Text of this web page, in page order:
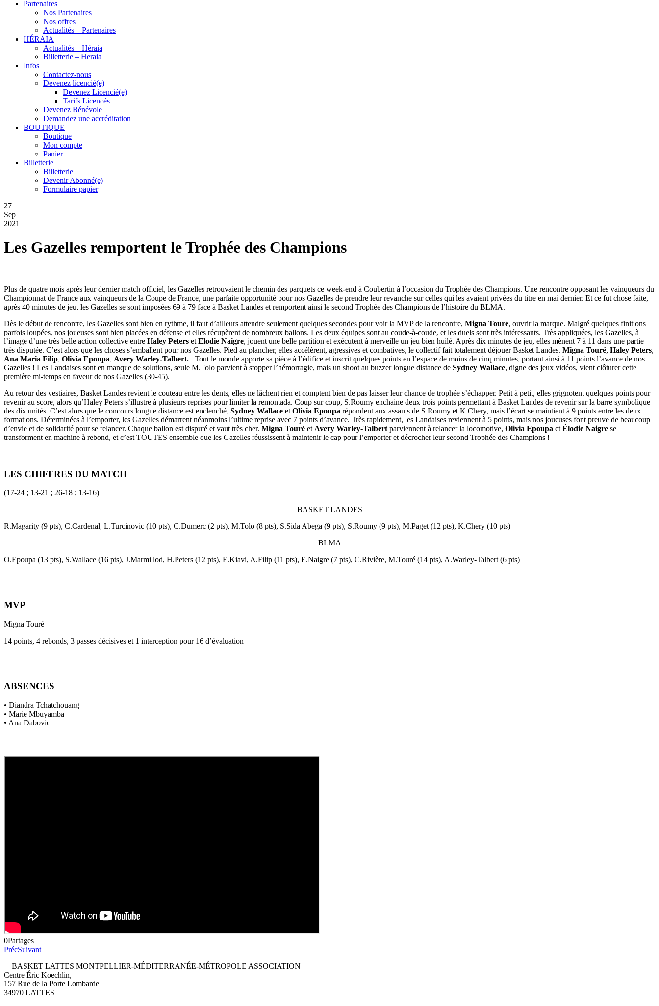
Partenaires
Nos Partenaires
Nos offres
Actualités – Partenaires
HÉRAIA
Actualités – Héraia
Billetterie – Heraia
Infos
Contactez-nous
Devenez licencié(e)
Devenez Licencié(e)
Tarifs Licencés
Devenez Bénévole
Demandez une accréditation
BOUTIQUE
Boutique
Mon compte
Panier
Billetterie
Billetterie
Devenir Abonné(e)
Formulaire papier
27
Sep
2021
Les Gazelles remportent le Trophée des Champions
Plus de quatre mois après leur dernier match officiel, les Gazelles retrouvaient le chemin des parquets ce week-end à Coubertin à l’occasion du Trophée des Champions. Une rencontre opposant les vainqueurs du
Championnat de France aux vainqueurs de la Coupe de France, une parfaite opportunité pour nos Gazelles de prendre leur revanche sur celles qui les avaient privées du titre en mai dernier. Et ce fut chose faite,
après 40 minutes de jeu, les Gazelles se sont imposées 69 à 79 face à Basket Landes et remportent ainsi le second Trophée des Champions de l’histoire du BLMA.
Dès le début de rencontre, les Gazelles sont bien en rythme, il faut d’ailleurs attendre seulement quelques secondes pour voir la MVP de la rencontre, Migna Touré, ouvrir la marque. Malgré quelques finitions
parfois loupées, nos joueuses sont bien placées en défense et elles récupèrent de nombreux ballons. Les deux équipes sont au coude-à-coude, et les duels sont très intéressants. Très appliquées, les Gazelles, à
l’image d’une très belle action collective entre Haley Peters et Elodie Naigre, jouent une belle partition et exécutent à merveille un jeu bien huilé. Après dix minutes de jeu, elles mènent 7 à 11 dans une partie
très disputée. C’est alors que les choses s’emballent pour nos Gazelles. Pied au plancher, elles accélèrent, agressives et combatives, le collectif fait totalement déjouer Basket Landes. Migna Touré, Haley Peters,
Ana Maria Filip, Olivia Epoupa, Avery Warley-Talbert... Tout le monde apporte sa pièce à l’édifice et inscrit quelques points en l’espace de moins de cinq minutes, portant ainsi à 11 points l’avance de nos
Gazelles ! Les Landaises sont en manque de solutions, seule M.Tolo parvient à stopper l’hémorragie, mais un shoot au buzzer longue distance de Sydney Wallace, digne des jeux vidéos, vient clôturer cette
première mi-temps en faveur de nos Gazelles (30-45).
Au retour des vestiaires, Basket Landes revient le couteau entre les dents, elles ne lâchent rien et comptent bien de pas laisser leur chance de trophée s’échapper. Petit à petit, elles grignotent quelques points pour
revenir au score, alors qu’Haley Peters s’illustre à plusieurs reprises pour limiter la remontada. Coup sur coup, S.Roumy enchaine deux trois points permettant à Basket Landes de revenir sur la barre symbolique
des dix unités. C’est alors que le concours longue distance est enclenché, Sydney Wallace et Olivia Epoupa répondent aux assauts de S.Roumy et K.Chery, mais l’écart se maintient à 9 points entre les deux
formations. Déterminées à l’emporter, les Gazelles démarrent néanmoins l’ultime reprise avec 7 points d’avance. Très rapidement, les Landaises reviennent à 5 points, mais nos joueuses font preuve de beaucoup
d’envie et de solidarité pour se relancer. Chaque ballon est disputé et vaut très cher. Migna Touré et Avery Warley-Talbert parviennent à relancer la locomotive, Olivia Epoupa et Élodie Naigre se
transforment en machine à rebond, et c’est TOUTES ensemble que les Gazelles réussissent à maintenir le cap pour l’emporter et décrocher leur second Trophée des Champions !
LES CHIFFRES DU MATCH
(17-24 ; 13-21 ; 26-18 ; 13-16)
BASKET LANDES
R.Magarity (9 pts), C.Cardenal, L.Turcinovic (10 pts), C.Dumerc (2 pts), M.Tolo (8 pts), S.Sida Abega (9 pts), S.Roumy (9 pts), M.Paget (12 pts), K.Chery (10 pts)
BLMA
O.Epoupa (13 pts), S.Wallace (16 pts), J.Marmillod, H.Peters (12 pts), E.Kiavi, A.Filip (11 pts), E.Naigre (7 pts), C.Rivière, M.Touré (14 pts), A.Warley-Talbert (6 pts)
MVP
Migna Touré
14 points, 4 rebonds, 3 passes décisives et 1 interception pour 16 d’évaluation
ABSENCES
• Diandra Tchatchouang
• Marie Mbuyamba
• Ana Dabovic
0Partages
PrécSuivant
BASKET LATTES MONTPELLIER-MÉDITERRANÉE-MÉTROPOLE ASSOCIATION
Centre Éric Koechlin,
157 Rue de la Porte Lombarde
34970 LATTES